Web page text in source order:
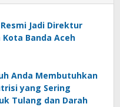
Jadi Direktur
Kota Banda Aceh
Anda Membutuhkan
yang Sering
Tulang dan Darah